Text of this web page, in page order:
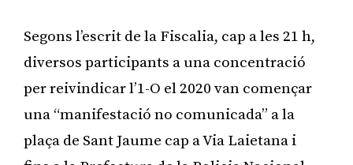
Segons l’escrit de la Fiscalia, cap a les 21 h,
diversos participants a una concentració
per reivindicar l’1-O el 2020 van començar
una “manifestació no comunicada” a la
plaça de Sant Jaume cap a Via Laietana i